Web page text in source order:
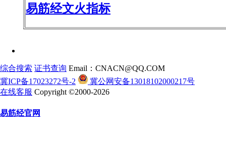
易筋经文火指标
综合搜索 证书查询 Email：CNACN@QQ.COM
冀ICP备17023272号-2
冀公网安备13018102000217号
在线客服 Copyright ©2000-2026
易筋经官网